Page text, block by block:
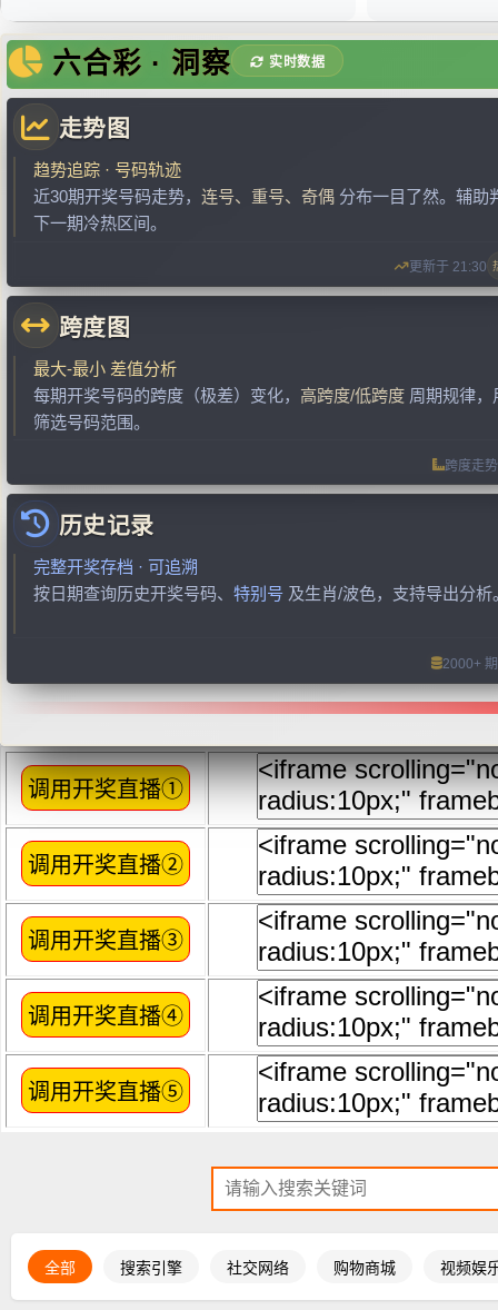
六合彩 · 洞察 实时数据
走势图
趋势追踪 · 号码轨迹
近30期开奖号码走势， 连号、重号、奇偶分布一目了然。辅助
下一期冷热区间。
更新于 21:30
跨度图
最大-最小 差值分析
每期开奖号码的跨度（极差）变化， 高跨度/低跨度周期规律，
筛选号码范围。
跨度走势
历史记录
完整开奖存档 · 可追溯
按日期查询历史开奖号码、 特别号及生肖/波色，支持导出分析
2000+ 期
全部 搜索引擎 社交网络 购物商城 视频娱